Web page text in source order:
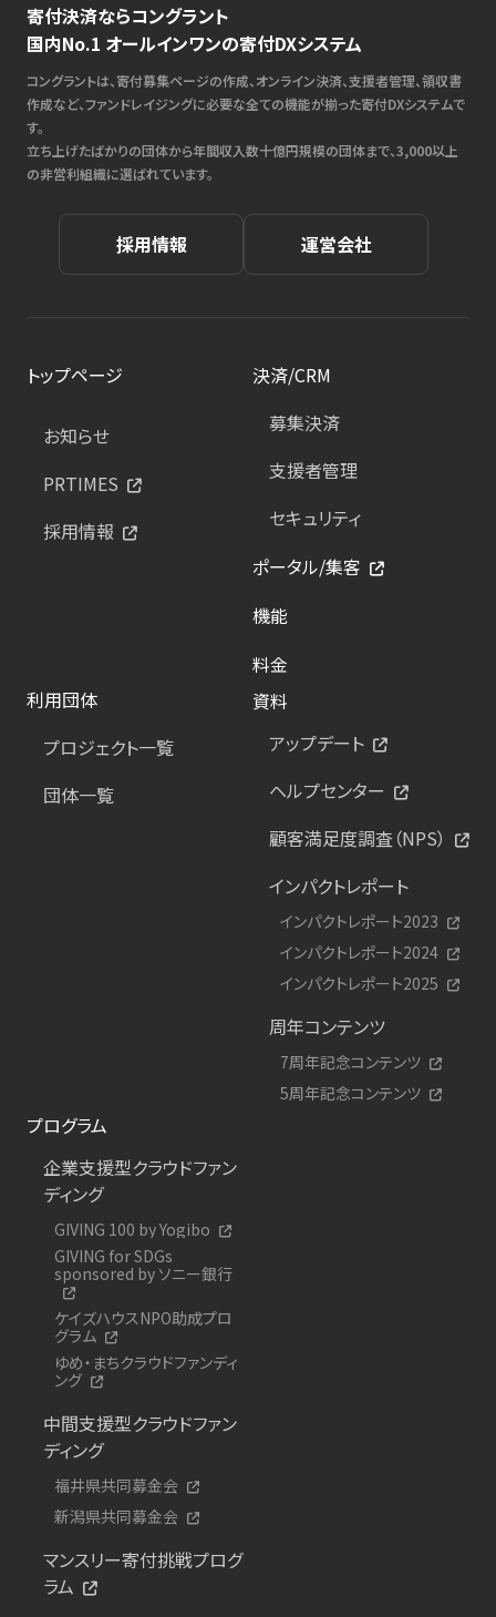
寄付決済ならコングラント
国内No.1 オールインワンの寄付DXシステム
コングラントは、寄付募集ページの作成、オンライン決済、支援者管理、領収書
作成など、ファンドレイジングに必要な全ての機能が揃った寄付DXシステムで
す。
立ち上げたばかりの団体から年間収入数十億円規模の団体まで、3,000以上
の非営利組織に選ばれています。
採用情報 運営会社
トップページ
お知らせ
PRTIMES
採用情報
決済/CRM
募集決済
支援者管理
セキュリティ
ポータル/集客
機能
料金
利用団体
プロジェクト一覧
団体一覧
資料
アップデート
ヘルプセンター
顧客満足度調査（NPS）
インパクトレポート
インパクトレポート2023
インパクトレポート2024
インパクトレポート2025
周年コンテンツ
7周年記念コンテンツ
5周年記念コンテンツ
プログラム
企業支援型クラウドファン
ディング
GIVING 100 by Yogibo
GIVING for SDGs
sponsored by ソニー銀行
ケイズハウスNPO助成プロ
グラム
ゆめ・まちクラウドファンディ
ング
中間支援型クラウドファン
ディング
福井県共同募金会
新潟県共同募金会
マンスリー寄付挑戦プログ
ラム